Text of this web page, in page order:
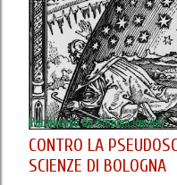
Pubblicato daSimona Rinaldi
CONTRO LA
SCIENZE DI BOLOGNA